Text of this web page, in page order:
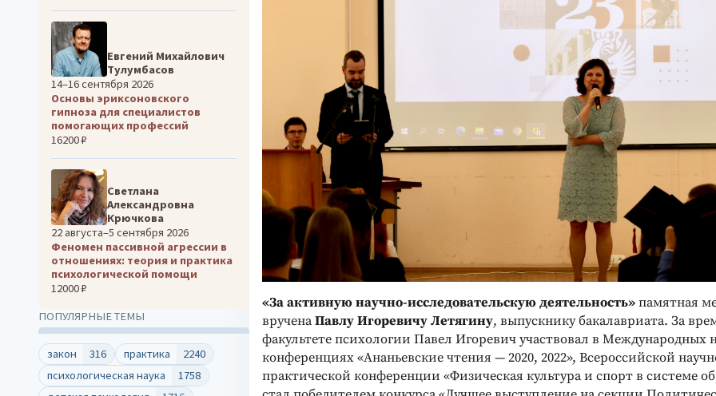
«За активную научно-исследовательскую деятельность»памятная
врученаПавлу ИгоревичуЛетягину, выпускнику бакалавриата. За
факультете психологии Павел Игоревич участвовал в Международных
конференциях «Ананьевские чтения — 2020, 2022», Всероссийской
практической конференции «Физическая культура и спорт в системе
Евгений Михайлович
Тулумбасов
14–16 сентября 2026
Основы эриксоновского
гипноза для специалистов
помогающих профессий
16200 ₽
Светлана
Александровна
Крючкова
22 августа–5 сентября 2026
Феномен пассивной агрессии в
отношениях: теория и практика
психологической помощи
12000 ₽
ПОПУЛЯРНЫЕ ТЕМЫ
закон 316 практика
2240
психологическая наука
1758